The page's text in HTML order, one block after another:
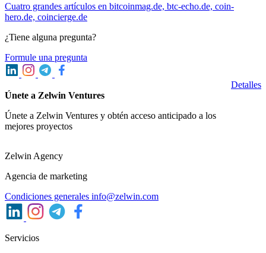
Cuatro grandes artículos en bitcoinmag.de, btc-echo.de, coin-
hero.de, coincierge.de
¿Tiene alguna pregunta?
Formule una pregunta
Únete a Zelwin Ventures
Únete a Zelwin Ventures y obtén acceso anticipado a los
mejores proyectos
Detalles
Zelwin Agency
Agencia de marketing
Condiciones generales info@zelwin.com
Servicios